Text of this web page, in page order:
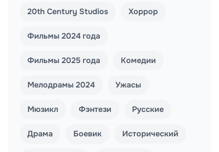
20th Century Studios Хоррор
Фильмы 2024 года
Фильмы 2025 года Комедии
Мелодрамы 2024 Ужасы
Мюзикл Фэнтези Русские
Драма Боевик Исторический